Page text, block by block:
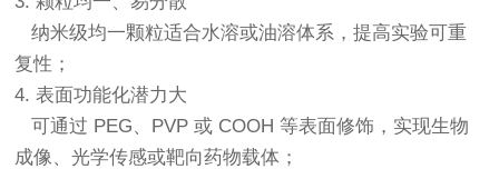
纳米级均一颗粒适合水溶或油溶体系，提高实验可重
复性；
4. 表面功能化潜力大
可通过 PEG、PVP 或 COOH 等表面修饰，实现生物
成像、光学传感或靶向药物载体；